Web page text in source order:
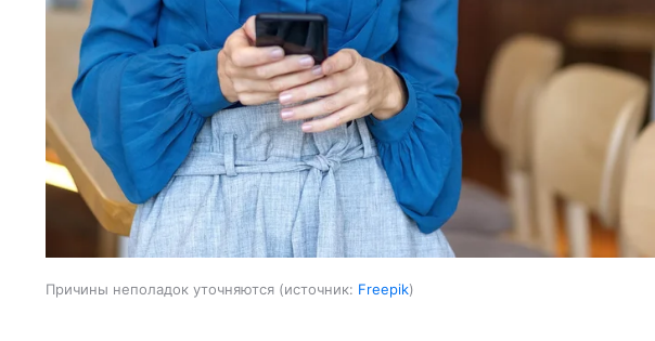
Причины неполадок уточняются источник: Freepik